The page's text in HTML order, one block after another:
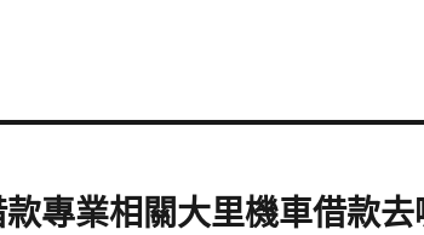
專業相關大里機車借款